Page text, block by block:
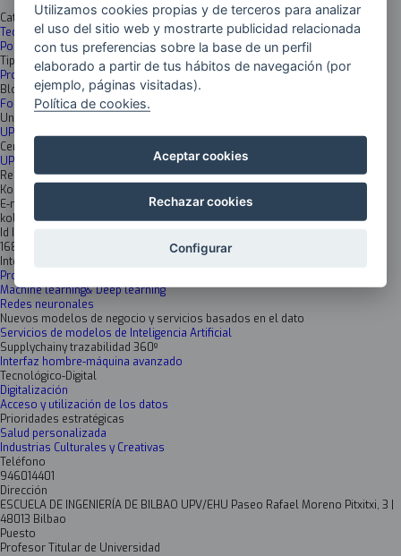
Categoría
Tecnologías digitales
Post-Producción (Trazabilidad-Servicios-Fin de Vida)
Tipología
Programa de Doctorado
Bloques
Formación
Universidad
UPV/EHU
Centro
UPV EHU Informática
Responsable
Koldo Gojenola Galletebeitia
E-mail
koldo.gojenola@ehu.eus
Id Inkesta
1686
Inteligencia artificial y Data science
Procesamiento avanzado de datos
Machine learning& Deep learning
Redes neuronales
Nuevos modelos de negocio y servicios basados en el dato
Servicios de modelos de Inteligencia Artificial
Supplychainy trazabilidad 360º
Interfaz hombre-máquina avanzado
Tecnológico-Digital
Digitalización
Acceso y utilización de los datos
Prioridades estratégicas
Salud personalizada
Industrias Culturales y Creativas
Teléfono
946014401
Dirección
ESCUELA DE INGENIERÍA DE BILBAO UPV/EHU Paseo Rafael Moreno Pitxitxi, 3 |
48013 Bilbao
Puesto
Profesor Titular de Universidad
Utilizamos cookies propias y de terceros para analizar
el uso del sitio web y mostrarte publicidad relacionada
con tus preferencias sobre la base de un perfil
elaborado a partir de tus hábitos de navegación (por
ejemplo, páginas visitadas).
Política de cookies.
Aceptar cookies
Rechazar cookies
Configurar